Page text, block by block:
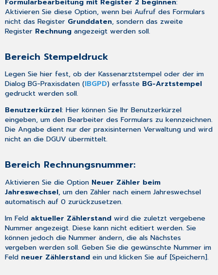
Aktivieren Sie diese Option, wenn bei Aufruf des Formulars
nicht das Register Grunddaten, sondern das zweite
Register Rechnung angezeigt werden soll.
Bereich Stempeldruck
Legen Sie hier fest, ob der Kassenarztstempel oder der im
DialogBG-Praxisdaten (IBGPD) erfasste BG-Arztstempel
gedruckt werden soll.
Benutzerkürzel: Hier können Sie Ihr Benutzerkürzel
eingeben, um den Bearbeiter des Formulars zu kennzeichnen.
Die Angabe dient nur der praxisinternen Verwaltung und wird
nicht an die DGUV übermittelt.
Bereich Rechnungsnummer:
Aktivieren Sie die Option Neuer Zähler beim
Jahreswechsel, um den Zähler nach einem Jahreswechsel
automatisch auf 0 zurückzusetzen.
Im Feld aktueller Zählerstand wird die zuletzt vergebene
Nummer angezeigt. Diese kann nicht editiert werden. Sie
können jedoch die Nummer ändern, die als Nächstes
vergeben werden soll. Geben Sie die gewünschte Nummer im
Feld neuer Zählerstand ein und klicken Sie auf [Speichern].